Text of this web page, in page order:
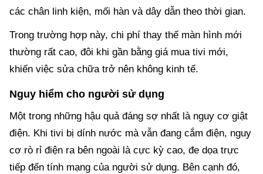
các chân linh kiện, mối hàn và dây dẫn theo thời gian.
Trong trường hợp này, chi phí thay thế màn hình mới
thường rất cao, đôi khi gần bằng giá mua tivi mới,
khiến việc sửa chữa trở nên không kinh tế.
Nguy hiểm cho người sử dụng
Một trong những hậu quả đáng sợ nhất là nguy cơ giật
điện. Khi tivi bị dính nước mà vẫn đang cắm điện, nguy
cơ rò rỉ điện ra bên ngoài là cực kỳ cao, đe dọa trực
tiếp đến tính mạng của người sử dụng. Bên cạnh đó,